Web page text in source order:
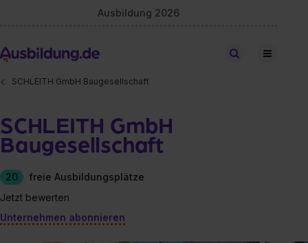
Ausbildung 2026
Stellen finden
SCHLEITH GmbH Baugesellschaft
SCHLEITH GmbH
Baugesellschaft
20
freie Ausbildungsplätze
Jetzt bewerten
Unternehmen abonnieren